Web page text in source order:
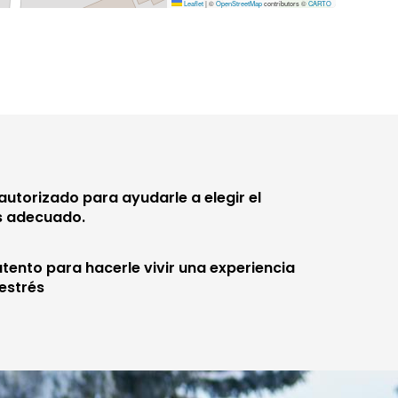
Leaflet|©OpenStreetMapcontributors ©CARTO
para ayudarle a elegir el
adecuado.
para hacerle vivir una experiencia